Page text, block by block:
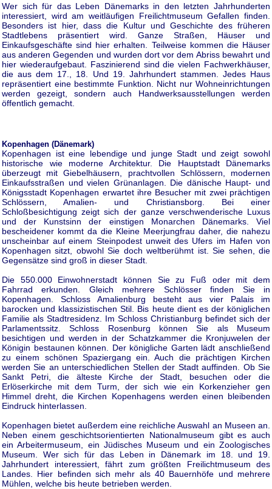
Wer sich für das Leben Dänemarks in den letzten Jahrhunderten
interessiert, wird am weitläufigen Freilichtmuseum Gefallen finden.
Besonders ist hier, dass die Kultur und Geschichte des früheren
Stadtlebens präsentiert wird. Ganze Straßen, Häuser und
Einkaufsgeschäfte sind hier erhalten. Teilweise kommen die Häuser
aus anderen Gegenden und wurden dort vor dem Abriss bewahrt und
hier wiederaufgebaut. Faszinierend sind die vielen Fachwerkhäuser,
die aus dem 17., 18. Und 19. Jahrhundert stammen. Jedes Haus
repräsentiert eine bestimmte Funktion. Nicht nur Wohneinrichtungen
werden gezeigt, sondern auch Handwerksausstellungen werden
öffentlich gemacht.
Kopenhagen (Dänemark)
Kopenhagen ist eine lebendige und junge Stadt und zeigt sowohl
historische wie moderne Architektur. Die Hauptstadt Dänemarks
überzeugt mit Giebelhäusern, prachtvollen Schlössern, modernen
Einkaufsstraßen und vielen Grünanlagen. Die dänische Haupt- und
Königsstadt Kopenhagen erwartet ihre Besucher mit zwei prächtigen
Schlössern, Amalien- und Christiansborg. Bei einer
Schloßbesichtigung zeigt sich der ganze verschwenderische Luxus
und der Kunstsinn der einstigen Monarchen Dänemarks. Viel
bescheidener kommt da die Kleine Meerjungfrau daher, die nahezu
unscheinbar auf einem Steinpodest unweit des Ufers im Hafen von
Kopenhagen sitzt, obwohl Sie doch weltberühmt ist. Sie sehen, die
Gegensätze sind groß in dieser Stadt.
Die 550.000 Einwohnerstadt können Sie zu Fuß oder mit dem
Fahrrad erkunden. Gleich mehrere Schlösser finden Sie in
Kopenhagen. Schloss Amalienburg besteht aus vier Palais im
barocken und klassizistischen Stil. Bis heute dient es der königlichen
Familie als Stadtresidenz. Im Schloss Christianburg befindet sich der
Parlamentssitz. Schloss Rosenburg können Sie als Museum
besichtigen und werden in der Schatzkammer die Kronjuwelen der
Königin bestaunen können. Der königliche Garten lädt anschließend
zu einem schönen Spaziergang ein. Auch die prächtigen Kirchen
werden Sie an unterschiedlichen Stellen der Stadt auffinden. Ob Sie
Sankt Petri, die älteste Kirche der Stadt, besuchen oder die
Erlöserkirche mit dem Turm, der sich wie ein Korkenzieher gen
Himmel dreht, die Kirchen Kopenhagens werden einen bleibenden
Eindruck hinterlassen.
Kopenhagen bietet außerdem eine reichliche Auswahl an Museen an.
Neben einem geschichtsorientierten Nationalmuseum gibt es auch
ein Arbeitermuseum, ein Jüdisches Museum und ein Zoologisches
Museum. Wer sich für das Leben in Dänemark im 18. und 19.
Jahrhundert interessiert, fährt zum größten Freilichtmuseum des
Landes. Hier befinden sich mehr als 40 Bauernhöfe und mehrere
Mühlen, welche bis heute betrieben werden.